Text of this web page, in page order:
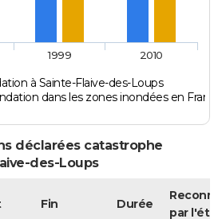
à Sainte-Flaive-des-Loups
dans les zones inondées en
1999 2010
déclarées catastrophe
des-Loups
Fin Durée
par